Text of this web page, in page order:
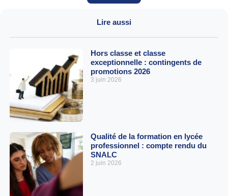
Lire aussi
Hors classe et classe
exceptionnelle : contingents de
promotions 2026
3 juin 2026
Qualité de la formation en lycée
professionnel : compte rendu du
SNALC
2 juin 2026